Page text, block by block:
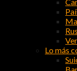
Lo más